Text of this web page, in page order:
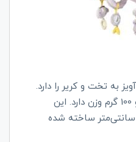
به تخت و کریر را دارد.
جنس مدل پولیشی است و 100 گرم وزن دارد. این
محصول در ابعاد 25*15*10 سانتی‌متر ساخته شده